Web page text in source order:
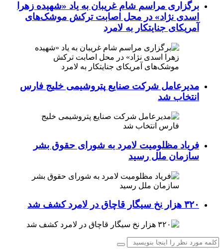
برگزاری مراسم شام غریبان به یاد «شهیده زهرا
اسدی نژاد» در محل اصابت ترکش موشک‌های
آمریکای جنایتکار به لامرد
مدیرعامل شرکت صنایع پتروشیمی خلیج فارس
انتخاب شد
فریاد مظلومیت لامرد به شورای حقوق بشر
سازمان ملل رسید
۳۲۰ هزار نخ سیگار قاچاق در لامرد کشف شد